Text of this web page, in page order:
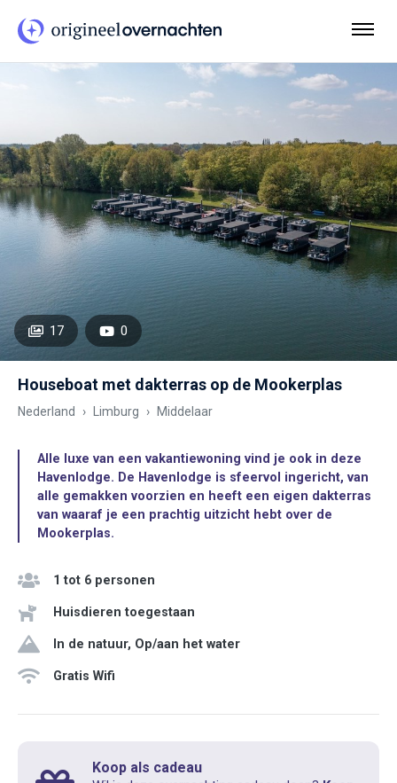
17 0
Houseboat met dakterras op de Mookerplas
Nederland Limburg Middelaar
Alle luxe van een vakantiewoning vind je ook in deze
Havenlodge. De Havenlodge is sfeervol ingericht, van
alle gemakken voorzien en heeft een eigen dakterras
van waaraf je een prachtig uitzicht hebt over de
Mookerplas.
1 tot 6 personen
Huisdieren toegestaan
In de natuur, Op/aan het water
Gratis Wifi
Koop als cadeau